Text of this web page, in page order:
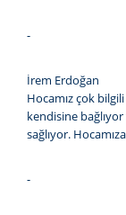
-
İrem Erdoğan
Hocamız çok
kendisine
sağlıyor.
-